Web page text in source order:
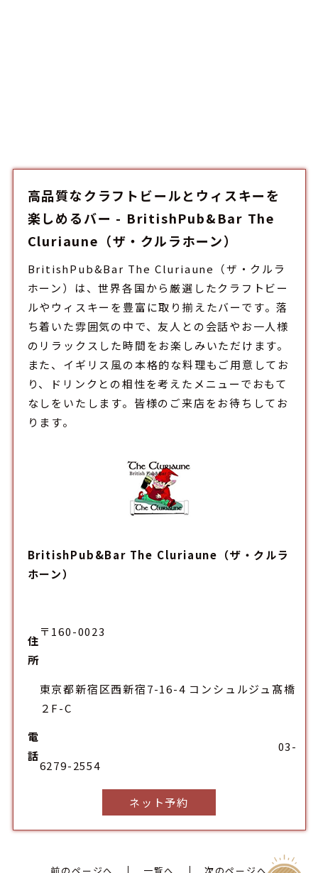
高品質なクラフトビールとウィスキーを
楽しめるバー - BritishPub&Bar The
Cluriaune（ザ・クルラホーン）
BritishPub&Bar The Cluriaune（ザ・クルラ
ホーン）は、世界各国から厳選したクラフトビー
ルやウィスキーを豊富に取り揃えたバーです。落
ち着いた雰囲気の中で、友人との会話やお一人様
のリラックスした時間をお楽しみいただけます。
また、イギリス風の本格的な料理もご用意してお
り、ドリンクとの相性を考えたメニューでおもて
なしをいたします。皆様のご来店をお待ちしてお
ります。
BritishPub&Bar The Cluriaune（ザ・クルラ
ホーン）
住
所
〒160-0023
東京都新宿区西新宿7-16-4 コンシュルジュ髙橋
２F-C
電
話
03-
6279-2554
ネット予約